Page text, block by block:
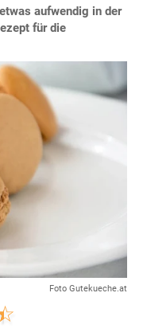
aufwendig in der
für die
Foto Gutekueche.at